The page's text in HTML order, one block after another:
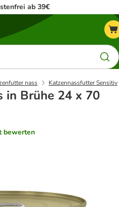
ab 39€
nass Katzennassfutter Sensitiv
in Brühe 24 x 70
bewerten